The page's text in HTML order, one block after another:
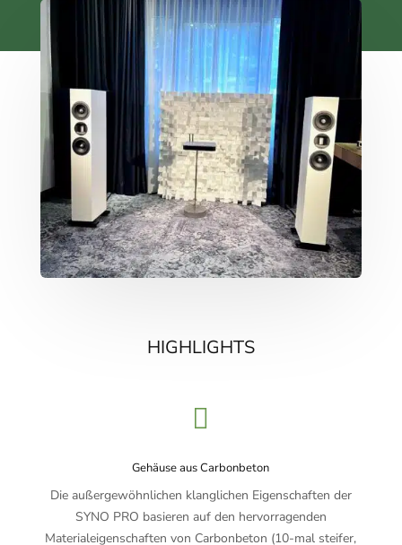
HIGHLIGHTS

Gehäuse aus Carbonbeton
Die außergewöhnlichen klanglichen Eigenschaften der
SYNO PRO basieren auf den hervorragenden
Materialeigenschaften von Carbonbeton (10-mal steifer,